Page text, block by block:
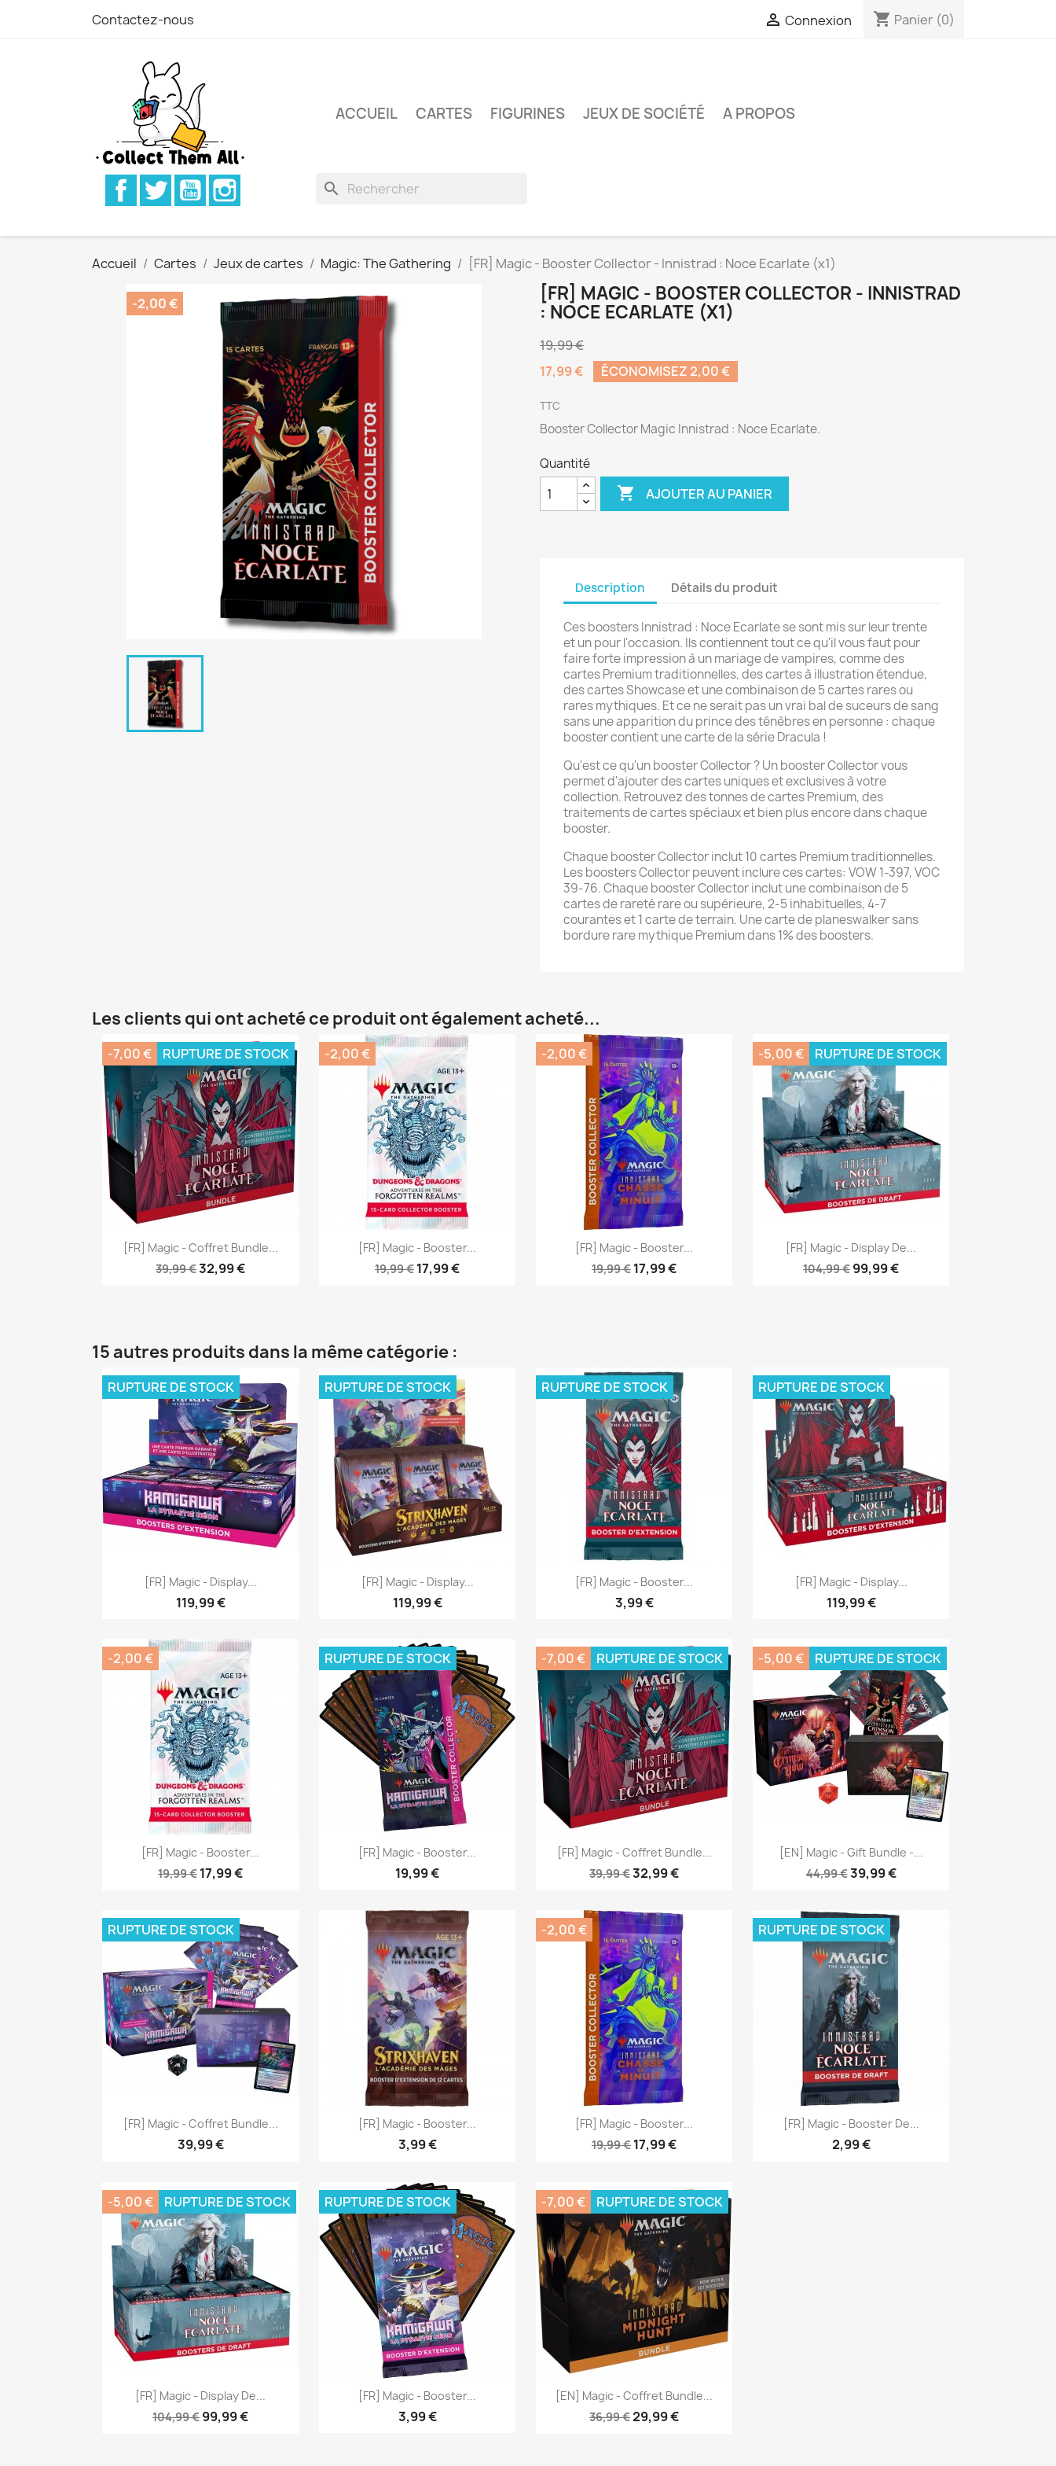
Contactez-nous  Connexion shopping_cart Panier (0)
ACCUEIL CARTES FIGURINES JEUX DE SOCIÉTÉ A PROPOS
FacebookTwitterYouTube search
Accueil Cartes Jeux de cartes Magic: The Gathering [FR] Magic - Booster Collector - Innistrad : Noce Ecarlate (x1)
-2,00 €
[FR] MAGIC - BOOSTER COLLECTOR - INNISTRAD
: NOCE ECARLATE (X1)
19,99 €
17,99 €
ÉCONOMISEZ 2,00 €
TTC
Booster Collector Magic Innistrad : Noce Ecarlate.
Quantité
 AJOUTER AU PANIER
Description Détails du produit
Ces boosters Innistrad : Noce Ecarlate se sont mis sur leur trente
et un pour l'occasion. Ils contiennent tout ce qu'il vous faut pour
faire forte impression à un mariage de vampires, comme des
cartes Premium traditionnelles, des cartes à illustration étendue,
des cartes Showcase et une combinaison de 5 cartes rares ou
rares mythiques. Et ce ne serait pas un vrai bal de suceurs de sang
sans une apparition du prince des ténèbres en personne : chaque
booster contient une carte de la série Dracula !
Qu'est ce qu'un booster Collector ? Un booster Collector vous
permet d'ajouter des cartes uniques et exclusives à votre
collection. Retrouvez des tonnes de cartes Premium, des
traitements de cartes spéciaux et bien plus encore dans chaque
booster.
Chaque booster Collector inclut 10 cartes Premium traditionnelles.
Les boosters Collector peuvent inclure ces cartes: VOW 1-397, VOC
39-76. Chaque booster Collector inclut une combinaison de 5
cartes de rareté rare ou supérieure, 2-5 inhabituelles, 4-7
courantes et 1 carte de terrain. Une carte de planeswalker sans
bordure rare mythique Premium dans 1% des boosters.
Les clients qui ont acheté ce produit ont également acheté...
[FR] Magic - Coffret Bundle...
39,99 €32,99 €
-7,00 € RUPTURE DE STOCK
Aperçu rapide
[FR] Magic - Booster...
19,99 € 17,99 €
-2,00 €
 Aperçu rapide
[FR] Magic - Booster...
19,99 € 17,99 €
-2,00 €
 Aperçu rapide
[FR] Magic - Display De...
104,99 € 99,99 €
-5,00 € RUPTURE DE STOCK
Aperçu rapide
15 autres produits dans la même catégorie :
[FR] Magic - Display...
119,99 €
RUPTURE DE STOCK
 Aperçu rapide [FR] Magic - Display...
119,99 €
RUPTURE DE STOCK
 Aperçu rapide [FR] Magic - Booster...
3,99 €
RUPTURE DE STOCK
 Aperçu rapide [FR] Magic - Display...
119,99 €
RUPTURE DE STOCK
 Aperçu rapide
[FR] Magic - Booster...
19,99 € 17,99 €
-2,00 €
 Aperçu rapide [FR] Magic - Booster...
19,99 €
RUPTURE DE STOCK
 Aperçu rapide
[FR] Magic - Coffret Bundle...
39,99 €32,99 €
-7,00 € RUPTURE DE STOCK
Aperçu rapide
[EN] Magic - Gift Bundle -...
44,99 €39,99 €
-5,00 € RUPTURE DE STOCK
Aperçu rapide
[FR] Magic - Coffret Bundle...
39,99 €
RUPTURE DE STOCK
Aperçu rapide [FR] Magic - Booster...
3,99 €
 Aperçu rapide
[FR] Magic - Booster...
19,99 € 17,99 €
-2,00 €
 Aperçu rapide [FR] Magic - Booster De...
2,99 €
RUPTURE DE STOCK
Aperçu rapide
[FR] Magic - Display De...
104,99 € 99,99 €
-5,00 € RUPTURE DE STOCK
Aperçu rapide [FR] Magic - Booster...
3,99 €
RUPTURE DE STOCK
 Aperçu rapide
[EN] Magic - Coffret Bundle...
36,99 €29,99 €
-7,00 € RUPTURE DE STOCK
Aperçu rapide